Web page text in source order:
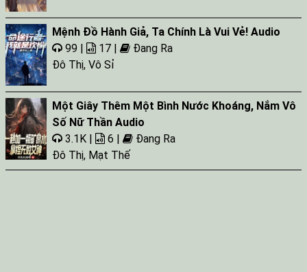
Mệnh Đồ Hành Giả, Ta Chính Là Vui Vẻ! Audio
99 |
17 |
Đang Ra
Đô Thị, Vô Sỉ
Một Giây Thêm Một Bình Nước Khoáng, Nắm Vô
Số Nữ Thần Audio
3.1K |
6 |
Đang Ra
Đô Thị, Mạt Thế